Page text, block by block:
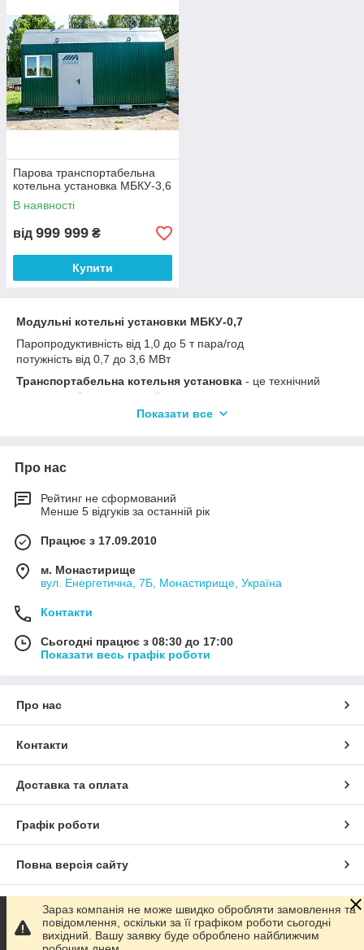
Парова транспортабельна
котельна установка МБКУ-3,6
В наявності
від 999 999 ₴
Купити
Модульні котельні установки МБКУ-0,7
Паропродуктивність від 1,0 до 5 т пара/год
потужність від 0,7 до 3,6 МВт
Транспортабельна котельня установка - це технічний
комплекс обладнання який призначається для одночасного
вироблення пара, гарячої води на опалення і води для
також для виробничих потреб в харчовій промисловості і
сільському господарстві.
Переваги транспортабельних котельних установок
Розміщення
установкипоблизу об'єкта споживання зменшує втрати
теплової енергії, так як транспортування гарячого
водопостачання та опалення через централізовані
Саме це робить її економічно вигідною пропозицією компанії
«Теплолідер».
На поздовжніх стінках боксу розміщені двері і вікна, а на
наступні вузли:
один або двапарових котла серії «Е»
залежності від потужності установки);
система водопідготовки
система опалення та вентиляції;
електрообладнання;
автоматизації і КВП.
Показати все
Про нас
Рейтинг не сформований
Менше 5 відгуків за останній рік
Працює з 17.09.2010
м. Монастирище
вул. Енергетична, 7Б, Монастирище, Україна
Контакти
Сьогодні працює з 08:30 до 17:00
Показати весь графік роботи
Про нас
Контакти
Доставка та оплата
Графік роботи
Повна версія сайту
Сайт створено на маркетплейсі Prom.ua
Політика конфіденційності
Зараз компанія не може швидко обробляти замовлення та
повідомлення, оскільки за її графіком роботи сьогодні
вихідний. Вашу заявку буде оброблено найближчим